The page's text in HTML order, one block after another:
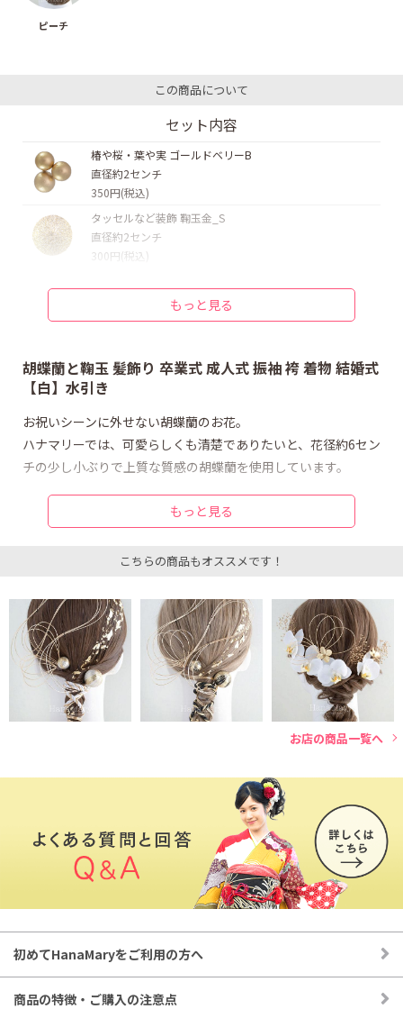
ピーチ
この商品について
セット内容
椿や桜・葉や実 ゴールドベリーB
直径約2センチ
350円(税込)
タッセルなど装飾 鞠玉金_S
直径約2センチ
300円(税込)
400円(税込)
直径約6センチ
750円(税込)
直径約6センチ
750円(税込)
タッセルなど装飾 水引き白金_加工なし
ドライ/プリザ かすみG_ロング_A
400円(税込)
ドライ/プリザ かすみG_ロング_B
幅約4×長約5センチ
400円(税込)
タッセルなど装飾 金箔
ヘアセット利用で約3回分
もっと見る
胡蝶蘭と鞠玉 髪飾り 卒業式 成人式 振袖 袴 着物 結婚式
【白】水引き
お祝いシーンに外せない胡蝶蘭のお花。
ハナマリーでは、可愛らしくも清楚でありたいと、花径約6セン
チの少し小ぶりで上質な質感の胡蝶蘭を使用しています。
キラキラと品の良い輝きが特徴の水引きは、他にはない特別な
逸品。ゴールドとホワイトのミックスで合わせました。
金箔（金箔風に加工）と水引きがセットになっているので、迷
うことなくトレンド和モダンなヘアスタイリングが可能です。
成人式の振袖コーデ、卒業式の袴和装、結婚式の白無垢や打掛
など様々な式典にご使用いただけます。
◉お花やパーツは全てUピンに、それぞれ独立して取り付けて
◉自由にお好きな位置に付けられるので様々なヘアスタイルを
◉商品画像の水引きはお店のスタイリストがアレンジして取り
付けております。既製品の形ではございませんのでご注意くだ
もっと見る
こちらの商品もオススメです！
お店の商品一覧へ
初めてHanaMaryをご利用の方へ
商品の特徴・ご購入の注意点